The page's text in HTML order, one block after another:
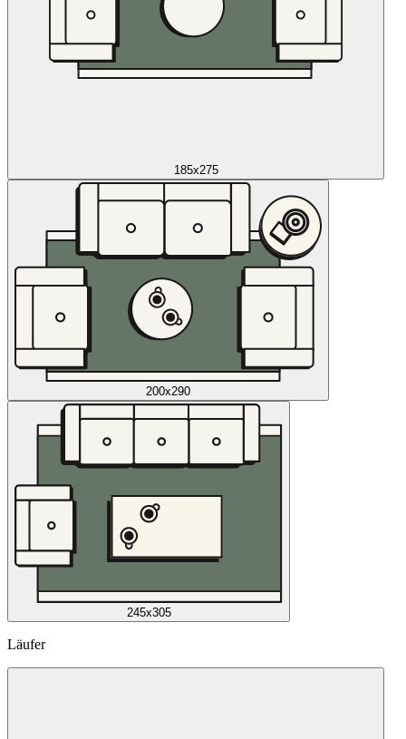
185x275
200x290
245x305
Läufer